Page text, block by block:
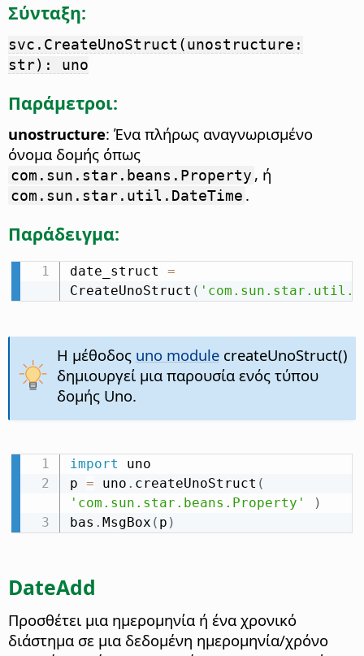
Σύνταξη:
svc.CreateUnoStruct(unostructure:
str): uno
Παράμετροι:
unostructure: Ένα πλήρως αναγνωρισμένο
όνομα δομής όπως
com.sun.star.beans.Property , ή
com.sun.star.util.DateTime .
Παράδειγμα:
date_struct =
CreateUnoStruct (
Η μέθοδος uno modulecreateUnoStruct()
δημιουργεί μια παρουσία ενός τύπου
δομής Uno.
import uno
p = uno . createUnoStruct (
'com.sun.star.beans.Property'
)
bas . MsgBox ( p )
DateAdd
Προσθέτει μια ημερομηνία ή ένα χρονικό
διάστημα σε μια δεδομένη ημερομηνία/χρόνο